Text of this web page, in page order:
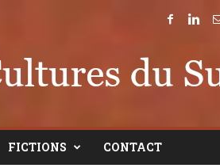
FICTIONS CONTACT